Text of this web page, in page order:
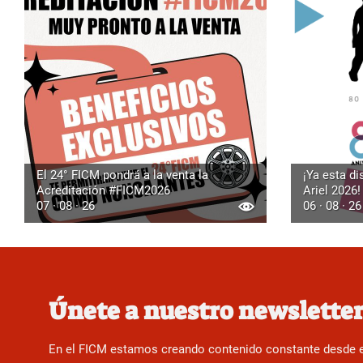
El 24° FICM pondrá a la venta la
Acreditación #FICM2026
07 · 08 · 26
¡Ya esta
Ariel 2026!
06 · 08 · 26
Únete a nuestro newsletter
En el FICM estamos creando contenido constante